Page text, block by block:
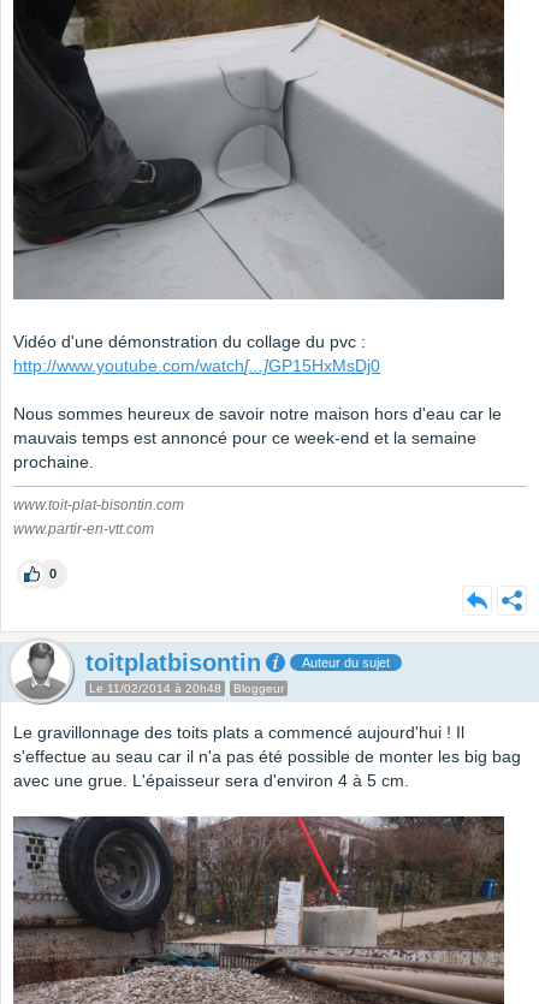
Vidéo d'une démonstration du collage du pvc :
http://www.youtube.com/watch[...]GP15HxMsDj0
Nous sommes heureux de savoir notre maison hors d'eau car le
mauvais temps est annoncé pour ce week-end et la semaine
prochaine.
www.toit-plat-bisontin.com
www.partir-en-vtt.com
0
toitplatbisontin Auteur du sujet
Le 11/02/2014 à 20h48 Bloggeur
Le gravillonnage des toits plats a commencé aujourd'hui ! Il
s'effectue au seau car il n'a pas été possible de monter les big bag
avec une grue. L'épaisseur sera d'environ 4 à 5 cm.